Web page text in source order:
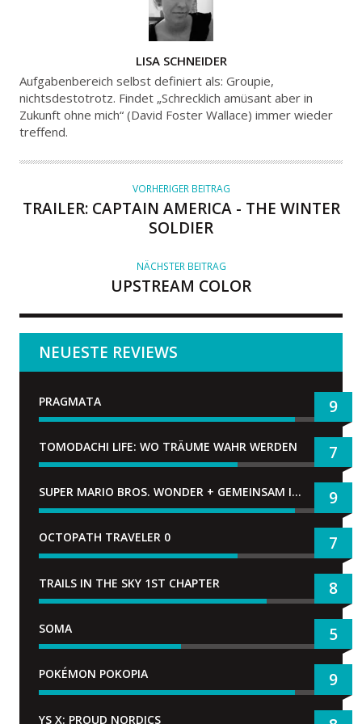
U
T
O
R
LISA SCHNEIDER
Aufgabenbereich selbst definiert als: Groupie,
nichtsdestotrotz. Findet „Schrecklich amüsant aber in
Zukunft ohne mich“ (David Foster Wallace) immer wieder
treffend.
VORHERIGER BEITRAG
TRAILER: CAPTAIN AMERICA - THE WINTER
SOLDIER
NÄCHSTER BEITRAG
UPSTREAM COLOR
NEUESTE REVIEWS
PRAGMATA 9
TOMODACHI LIFE: WO TRÄUME WAHR WERDEN 7
SUPER MARIO BROS. WONDER + GEMEINSAM IM BELLABEL-PARK 9
OCTOPATH TRAVELER 0 7
TRAILS IN THE SKY 1ST CHAPTER 8
SOMA 5
POKÉMON POKOPIA 9
YS X: PROUD NORDICS